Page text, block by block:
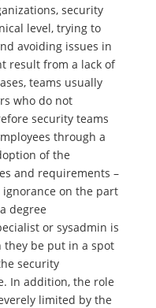
security
level, trying to
avoiding issues in
result from a lack of
teams usually
who do not
security teams
through a
of the
and requirements –
on the part
degree
or sysadmin is
they be put in a spot
security
In addition, the role
limited by the